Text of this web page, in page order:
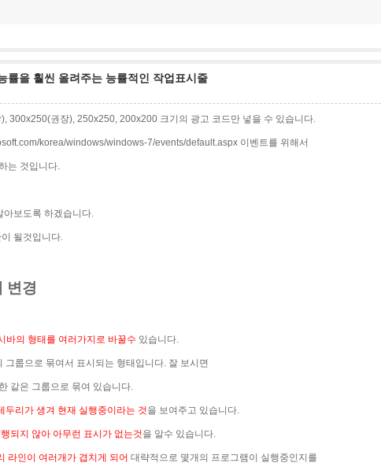
을 훨씬 올려주는 능률적인 작업표시줄
300x250(권장), 250x250, 200x200 크기의 광고 코드만 넣을 수 있습니다.
korea/windows/windows-7/events/default.aspx 이벤트를 위해서
는 것입니다.
보도록 하겠습니다.
될것입니다.
변경
바의 형태를 여러가지로 바꿀수 있습니다.
룹으로 묶여서 표시되는 형태입니다. 잘 보시면
같은 그룹으로 묶여 있습니다.
두리가 생겨 현재 실행중이라는 것을 보여주고 있습니다.
되지 않아 아무런 표시가 없는것을 알수 있습니다.
라인이 여러개가 겹치게 되어 대략적으로 몇개의 프로그램이 실행중인지를